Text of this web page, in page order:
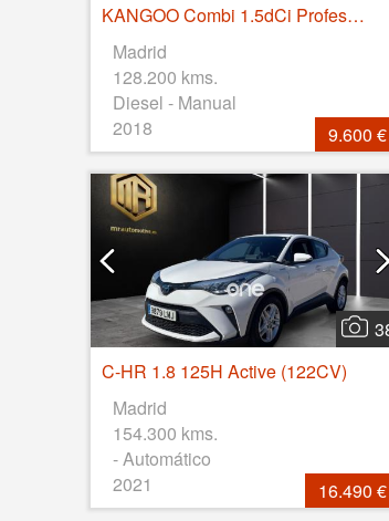
KANGOO Combi 1.5dCi Profesional M1-AF 75
Madrid
128.200 kms.
Diesel - Manual
2018
9.600 €
C-HR 1.8 125H Active (122CV)
Madrid
154.300 kms.
- Automático
2021
16.490 €